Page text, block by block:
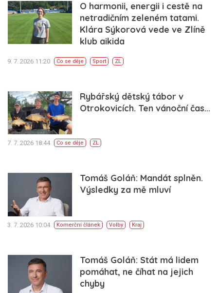
O harmonii, energii i cestě na
netradičním zeleném tatami.
Klára Sýkorová vede ve Zlíně
klub aikida
9. 7. 2026 11:20 Co se děje Sport ZL
Rybářský dětský tábor v
Otrokovicích. Ten vánoční čas…
7. 7. 2026 18:44 Co se děje ZL
Tomáš Goláň: Mandát splněn.
Výsledky za mě mluví
3. 7. 2026 10:04 Komerční článek Volby Kraj
Tomáš Goláň: Stát má lidem
pomáhat, ne číhat na jejich
chyby